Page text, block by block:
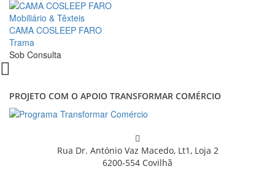
Mobiliário & Têxteis
CAMA COSLEEP FARO
Trama
Sob Consulta
PROJETO COM O APOIO TRANSFORMAR COMÉRCIO
Rua Dr. António Vaz Macedo, Lt1, Loja 2
6200-554 Covilhã